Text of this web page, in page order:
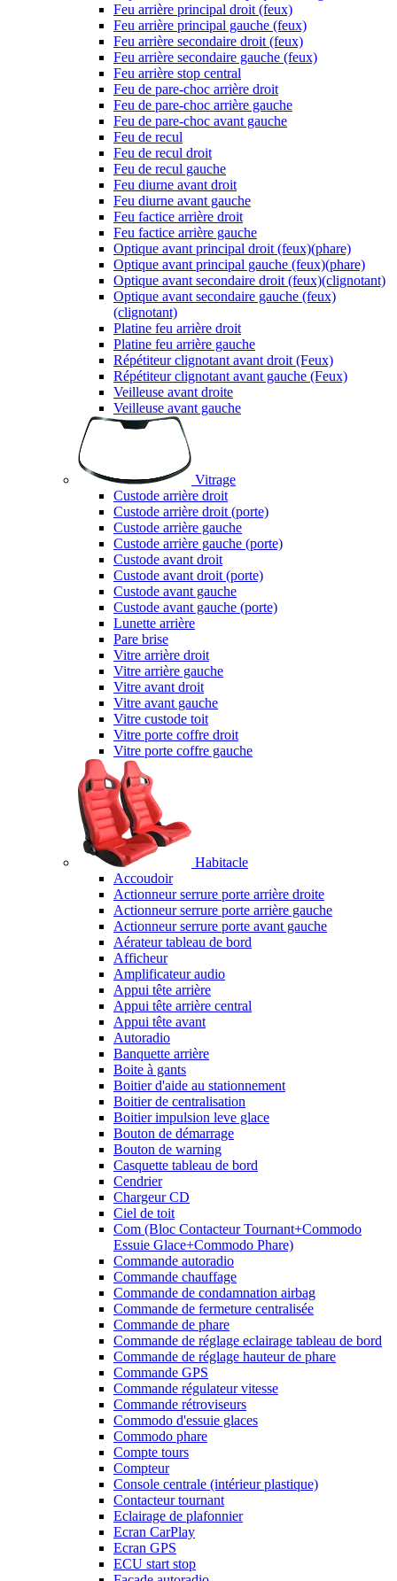
Feu arrière principal droit (feux)
Feu arrière principal gauche (feux)
Feu arrière secondaire droit (feux)
Feu arrière secondaire gauche (feux)
Feu arrière stop central
Feu de pare-choc arrière droit
Feu de pare-choc arrière gauche
Feu de pare-choc avant gauche
Feu de recul
Feu de recul droit
Feu de recul gauche
Feu diurne avant droit
Feu diurne avant gauche
Feu factice arrière droit
Feu factice arrière gauche
Optique avant principal droit (feux)(phare)
Optique avant principal gauche (feux)(phare)
Optique avant secondaire droit (feux)(clignotant)
Optique avant secondaire gauche (feux)
(clignotant)
Platine feu arrière droit
Platine feu arrière gauche
Répétiteur clignotant avant droit (Feux)
Répétiteur clignotant avant gauche (Feux)
Veilleuse avant droite
Veilleuse avant gauche
Vitrage
Custode arrière droit
Custode arrière droit (porte)
Custode arrière gauche
Custode arrière gauche (porte)
Custode avant droit
Custode avant droit (porte)
Custode avant gauche
Custode avant gauche (porte)
Lunette arrière
Pare brise
Vitre arrière droit
Vitre arrière gauche
Vitre avant droit
Vitre avant gauche
Vitre custode toit
Vitre porte coffre droit
Vitre porte coffre gauche
Habitacle
Accoudoir
Actionneur serrure porte arrière droite
Actionneur serrure porte arrière gauche
Actionneur serrure porte avant gauche
Aérateur tableau de bord
Afficheur
Amplificateur audio
Appui tête arrière
Appui tête arrière central
Appui tête avant
Autoradio
Banquette arrière
Boite à gants
Boitier d'aide au stationnement
Boitier de centralisation
Boitier impulsion leve glace
Bouton de démarrage
Bouton de warning
Casquette tableau de bord
Cendrier
Chargeur CD
Ciel de toit
Com (Bloc Contacteur Tournant+Commodo
Essuie Glace+Commodo Phare)
Commande autoradio
Commande chauffage
Commande de condamnation airbag
Commande de fermeture centralisée
Commande de phare
Commande de réglage eclairage tableau de bord
Commande de réglage hauteur de phare
Commande GPS
Commande régulateur vitesse
Commande rétroviseurs
Commodo d'essuie glaces
Commodo phare
Compte tours
Compteur
Console centrale (intérieur plastique)
Contacteur tournant
Eclairage de plafonnier
Ecran CarPlay
Ecran GPS
ECU start stop